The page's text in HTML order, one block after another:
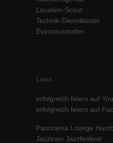
Location-Scout
Technik-Dienstleister
Eventausstatter
Links
erfolgreich feiern auf
erfolgreich feiern auf
Panorama Lounge
Jazztrain Jazzfestival
Inhalte von Videoplattformen und
standardmäßig blockiert. Wenn
werden, bedarf der Zugriff auf diese